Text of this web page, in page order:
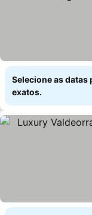
Selecione as datas
exatos.